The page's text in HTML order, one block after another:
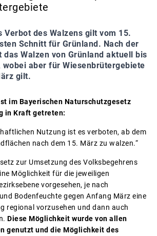
Verbot des Walzens gilt vom 15.
Schnitt für Grünland. Nach der
das Walzen von Grünland aktuell bis
aber für Wiesenbrütergebiete
gilt.
im Bayerischen Naturschutzgesetz
in Kraft getreten:
Nutzung ist es verboten, ab dem
nach dem 15. März zu walzen.“
zur Umsetzung des Volksbegehrens
Möglichkeit für die jeweiligen
vorgesehen, je nach
Bodenfeuchte gegen Anfang März eine
regional vorzusehen und dann auch
Diese Möglichkeit wurde von allen
genutzt und die Möglichkeit des